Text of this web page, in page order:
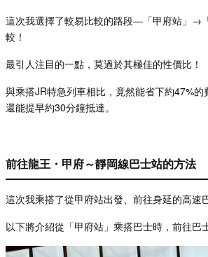
這次我選擇了較易比較的路段— 「甲府站」→
較！
最引人注目的一點，莫過於其極佳的性價比！
與乘搭JR特急列車相比，竟然能省下約47%的
還能提早約30分鐘抵達。
前往龍王・甲府～靜岡線巴士站的方法
這次我乘搭了從甲府站出發、前往身延的高速
以下將介紹從「甲府站」乘搭巴士時，前往巴